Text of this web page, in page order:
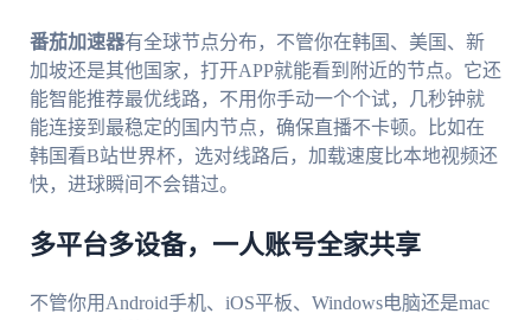
番茄加速器有全球节点分布，不管你在韩国、美国、新
加坡还是其他国家，打开APP就能看到附近的节点。它还
能智能推荐最优线路，不用你手动一个个试，几秒钟就
能连接到最稳定的国内节点，确保直播不卡顿。比如在
韩国看B站世界杯，选对线路后，加载速度比本地视频还
快，进球瞬间不会错过。
多平台多设备，一人账号全家共享
不管你用Android手机、iOS平板、Windows电脑还是mac